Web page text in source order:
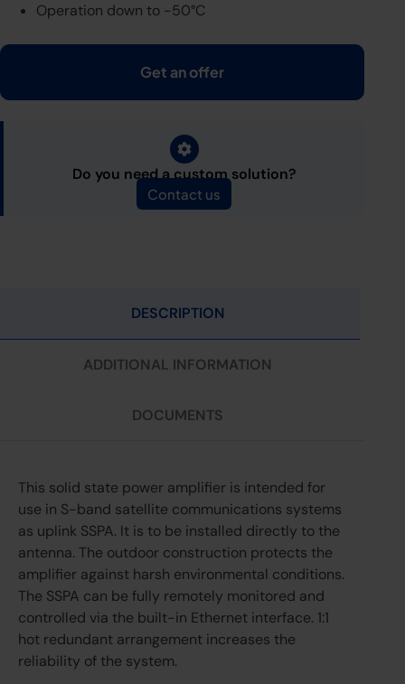
Operation down to -50°C
Get an offer
Contact us
Do you need a custom solution?
DESCRIPTION
ADDITIONAL INFORMATION
DOCUMENTS
This solid state power amplifier is intended for
use in S-band satellite communications systems
as uplink SSPA. It is to be installed directly to the
antenna. The outdoor construction protects the
amplifier against harsh environmental conditions.
The SSPA can be fully remotely monitored and
controlled via the built-in Ethernet interface. 1:1
hot redundant arrangement increases the
reliability of the system.